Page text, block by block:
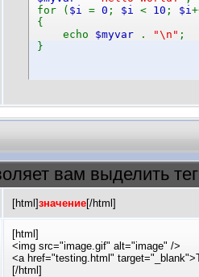
for ( $i = 0 ; $i < 10 ; $i
{
echo $myvar . "\n" ;
}
вам выделить
[html]значение[/html]
[html]
<img src="image.gif" alt="image" />
<a href="testing.html"
[/html]